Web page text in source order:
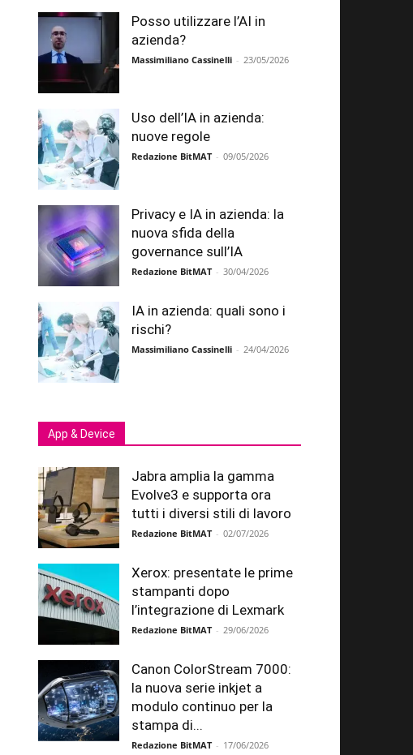
Posso utilizzare l’AI in
azienda?
Massimiliano Cassinelli - 23/05/2026
Uso dell’IA in azienda:
nuove regole
Redazione BitMAT - 09/05/2026
Privacy e IA in azienda: la
nuova sfida della
governance sull’IA
Redazione BitMAT - 30/04/2026
IA in azienda: quali sono i
rischi?
Massimiliano Cassinelli - 24/04/2026
App & Device
Jabra amplia la gamma
Evolve3 e supporta ora
tutti i diversi stili di lavoro
Redazione BitMAT - 02/07/2026
Xerox: presentate le prime
stampanti dopo
l’integrazione di Lexmark
Redazione BitMAT - 29/06/2026
Canon ColorStream 7000:
la nuova serie inkjet a
modulo continuo per la
stampa di...
Redazione BitMAT - 17/06/2026